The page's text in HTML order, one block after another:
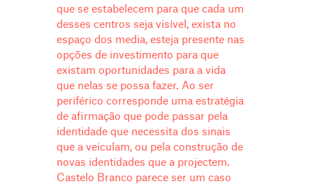
que se estabelecem para que cada um
desses centros seja visível, exista no
espaço dos media, esteja presente nas
opções de investimento para que
existam oportunidades para a vida
que nelas se possa fazer. Ao ser
periférico corresponde uma estratégia
de afirmação que pode passar pela
identidade que necessita dos sinais
que a veiculam, ou pela construção de
novas identidades que a projectem.
Castelo Branco parece ser um caso